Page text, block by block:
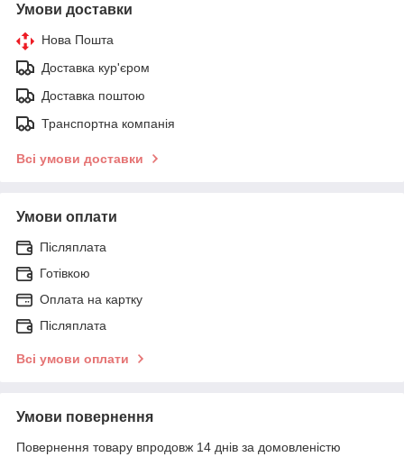
Умови доставки
Нова Пошта
Доставка кур'єром
Доставка поштою
Транспортна компанія
Всі умови доставки
Умови оплати
Післяплата
Готівкою
Оплата на картку
Післяплата
Всі умови оплати
Умови повернення
Повернення товару впродовж 14 днів за домовленістю